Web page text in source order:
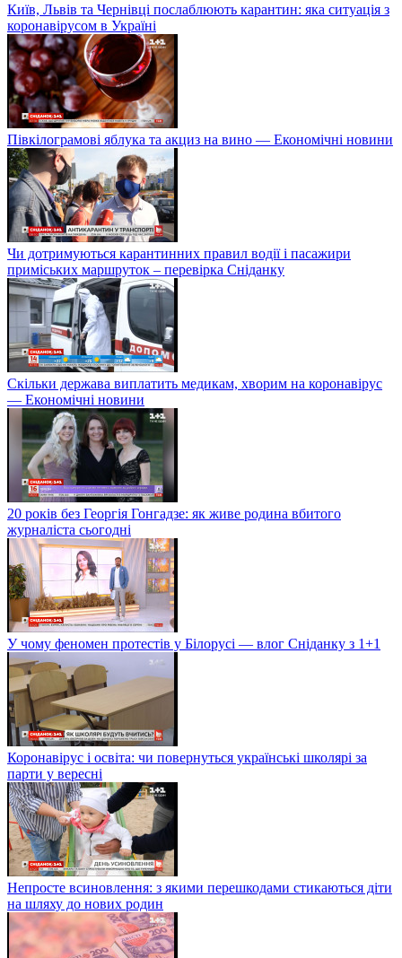
Київ, Львів та Чернівці послаблюють карантин: яка ситуація з
коронавірусом в Україні
Півкілограмові яблука та акциз на вино — Економічні новини
Чи дотримуються карантинних правил водії і пасажири
приміських маршруток – перевірка Сніданку
Скільки держава виплатить медикам, хворим на коронавірус
— Економічні новини
20 років без Георгія Гонгадзе: як живе родина вбитого
журналіста сьогодні
У чому феномен протестів у Білорусі — влог Сніданку з 1+1
Коронавірус і освіта: чи повернуться українські школярі за
парти у вересні
Непросте всиновлення: з якими перешкодами стикаються діти
на шляху до нових родин